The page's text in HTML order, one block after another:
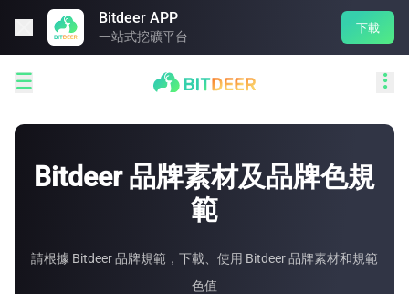
Bitdeer APP
一站式挖礦平台
下載
 
Bitdeer 品牌素材及品牌色規
範
請根據 Bitdeer 品牌規範，下載、使用 Bitdeer 品牌素材和規範
色值